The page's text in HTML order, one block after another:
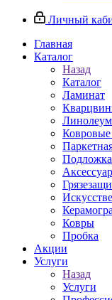
Личный
Главная
Каталог
Назад
Каталог
Ламинат
Линолеум
Подложка
Ковры
Пробка
Акции
Услуги
Назад
Услуги